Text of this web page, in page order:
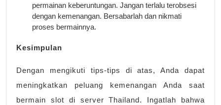
permainan keberuntungan. Jangan terlalu terobsesi
dengan kemenangan. Bersabarlah dan nikmati
proses bermainnya.
Kesimpulan
Dengan mengikuti tips-tips di atas, Anda dapat
meningkatkan peluang kemenangan Anda saat
bermain slot di server Thailand. Ingatlah bahwa